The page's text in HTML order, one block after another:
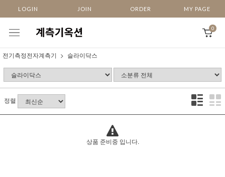
LOGIN JOIN ORDER MY PAGE
0
전기측정전자계측기 슬라이닥스
정렬
상품 준비중 입니다.